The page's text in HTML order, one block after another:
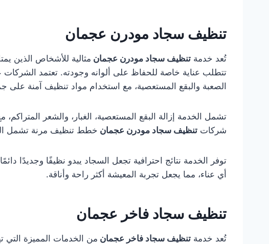
تنظيف سجاد مودرن عجمان
تُعد خدمة تنظيف سجاد مودرن عجمان مثالية للأشخاص الذين
تتطلب عناية خاصة للحفاظ على ألوانه وجودته. تعتمد
الصعبة والبقع المستعصية، مع استخدام مواد تنظيف آمنة على
تشمل الخدمة إزالة البقع المستعصية، الغبار، والشعر المتراكم،
شركات تنظيف سجاد مودرن عجمان خطط تنظيف مرنة تشمل
توفر الخدمة نتائج احترافية تجعل السجاد يبدو نظيفًا وجديدًا
أي عناء، مما يجعل تجربة المعيشة أكثر راحة وأناقة.
تنظيف سجاد فاخر عجمان
تُعد خدمة تنظيف سجاد فاخر عجمان من الخدمات المميزة التي